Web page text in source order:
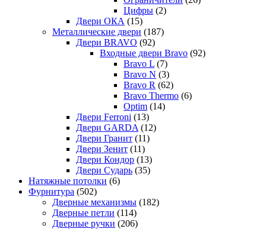
Цифры (2)
Двери ОКА (15)
Металлические двери (187)
Двери BRAVO (92)
Входные двери Bravo (92)
Bravo L (7)
Bravo N (3)
Bravo R (62)
Bravo Thermo (6)
Optim (14)
Двери Ferroni (13)
Двери GARDA (12)
Двери Гранит (11)
Двери Зенит (11)
Двери Кондор (13)
Двери Сударь (35)
Натяжные потолки (6)
Фурнитура (502)
Дверные механизмы (182)
Дверные петли (114)
Дверные ручки (206)